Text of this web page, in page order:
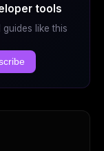
tools
like this